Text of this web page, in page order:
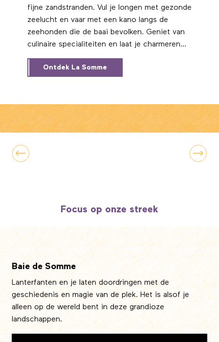
fijne zandstranden. Vul je longen met gezonde
zeelucht en vaar met een kano langs de
zeehonden die de baai bevolken. Geniet van
culinaire specialiteiten en laat je charmeren
door de authentieke badplaatsjes. In La Baie
de Somme verlies je jezelf in een andere
Ontdek La Somme
5 uitstapjes naar Noord-Frankrijk :
de grens
Focus op onze streek
Baie de Somme
Lanterfanten en je laten doordringen met de
geschiedenis en magie van de plek. Het is alsof je
alleen op de wereld bent in deze grandioze
landschappen.